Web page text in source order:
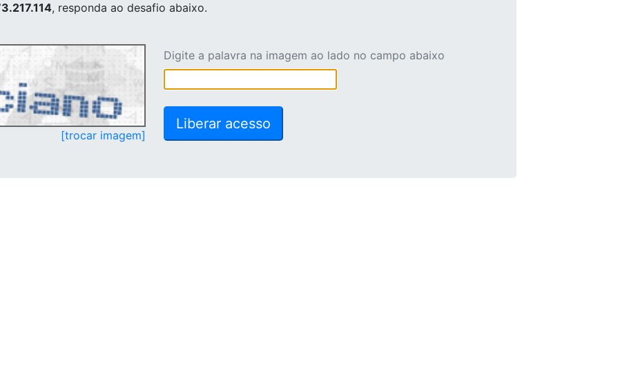
, responda ao desafio abaixo.
[trocar imagem]
Digite a palavra na imagem ao lado no campo abaixo